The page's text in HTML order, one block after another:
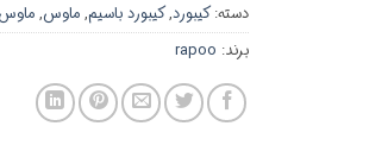
دسته: کیبورد,کیبورد باسیم, ماوس,
برند: rapoo